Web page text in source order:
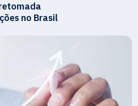
no Brasil